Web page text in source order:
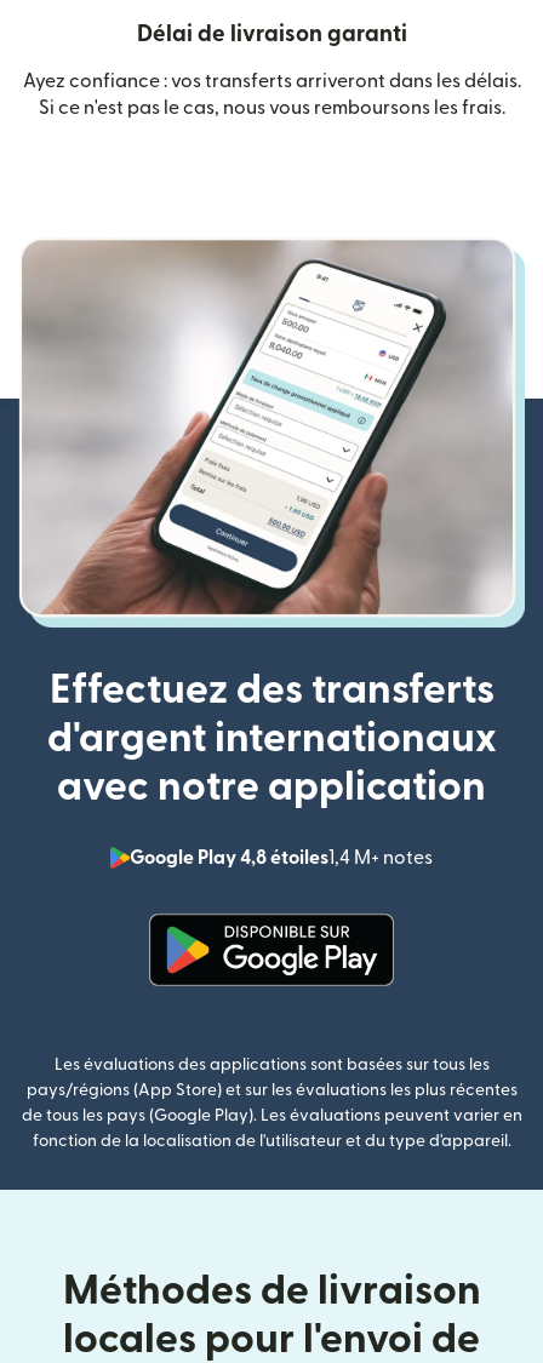
Délai de livraison garanti
Ayez confiance : vos transferts arriveront dans les délais.
Si ce n'est pas le cas, nous vous remboursons les frais.
Effectuez des transferts
d'argent internationaux
avec notre application
Google Play 4,8 étoiles1,4 M+ notes
Les évaluations des applications sont basées sur tous les
pays/régions (App Store) et sur les évaluations les plus récentes
de tous les pays (Google Play). Les évaluations peuvent varier en
fonction de la localisation de l'utilisateur et du type d'appareil.
Méthodes de livraison
locales pour l'envoi de